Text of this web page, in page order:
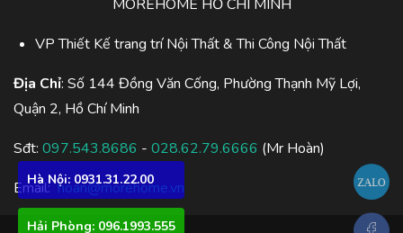
Hà Nội: 0931.31.22.00
Hải Phòng: 096.1993.555
MOREHOME HỒ CHÍ MINH
VP Thiết Kế trang trí Nội Thất & Thi Công Nội Thất
Địa Chỉ: Số 144 Đồng Văn Cống, Phường Thạnh Mỹ Lợi,
Quận 2, Hồ Chí Minh
Sđt: 097.543.8686 - 028.62.79.6666 (Mr Hoàn)
Email:hoan@morehome.vn